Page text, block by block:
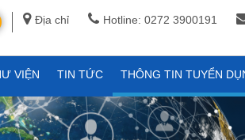
Địa chỉ Hotline: 0272 3900191
VIỆN TIN TỨC THÔNG TIN TUYỂN